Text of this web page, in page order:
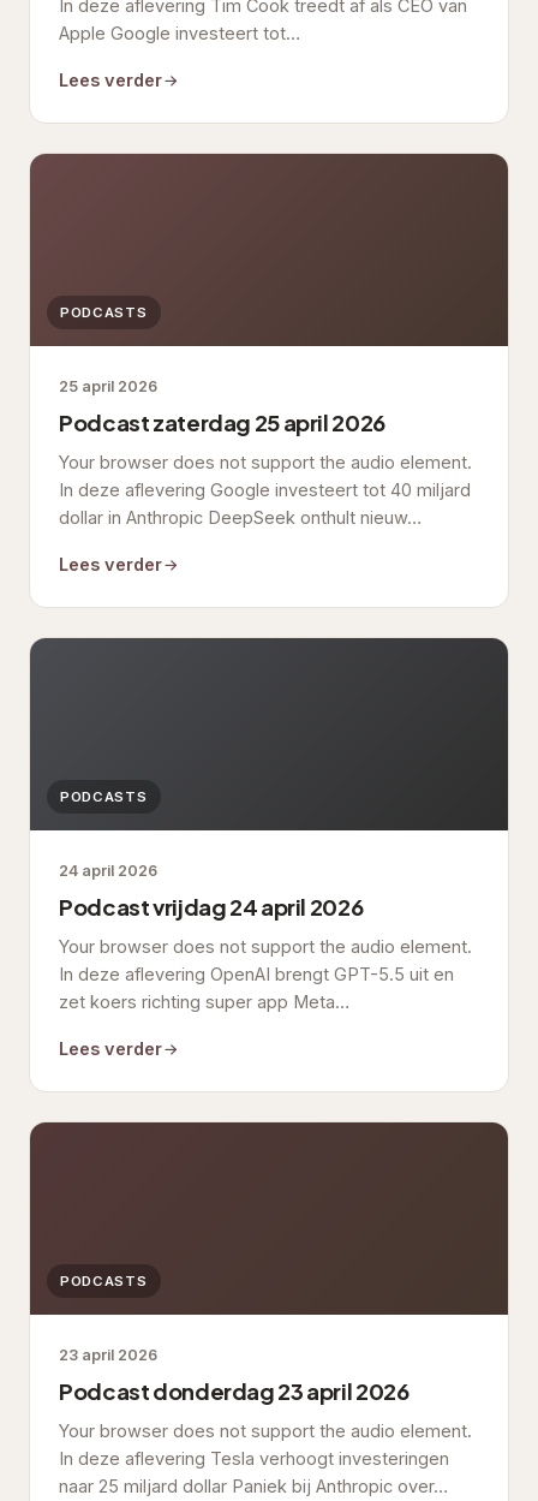
In deze aflevering Tim Cook treedt af als CEO van
Apple Google investeert tot…
Lees verder
PODCASTS
25 april 2026
Podcast zaterdag 25 april 2026
Your browser does not support the audio element.
In deze aflevering Google investeert tot 40 miljard
dollar in Anthropic DeepSeek onthult nieuw…
Lees verder
PODCASTS
24 april 2026
Podcast vrijdag 24 april 2026
Your browser does not support the audio element.
In deze aflevering OpenAI brengt GPT-5.5 uit en
zet koers richting super app Meta…
Lees verder
PODCASTS
23 april 2026
Podcast donderdag 23 april 2026
Your browser does not support the audio element.
In deze aflevering Tesla verhoogt investeringen
naar 25 miljard dollar Paniek bij Anthropic over…